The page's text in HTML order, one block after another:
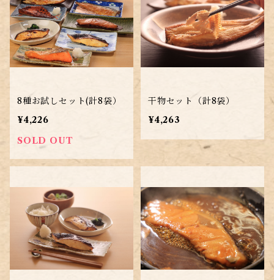
8種お試しセット(計8袋）
¥4,226
SOLD OUT
干物セット（計8袋）
¥4,263